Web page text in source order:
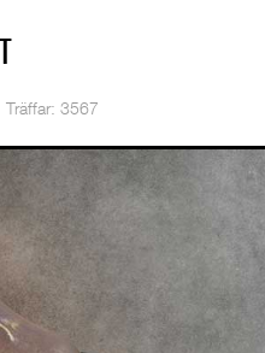
Träffar: 3567